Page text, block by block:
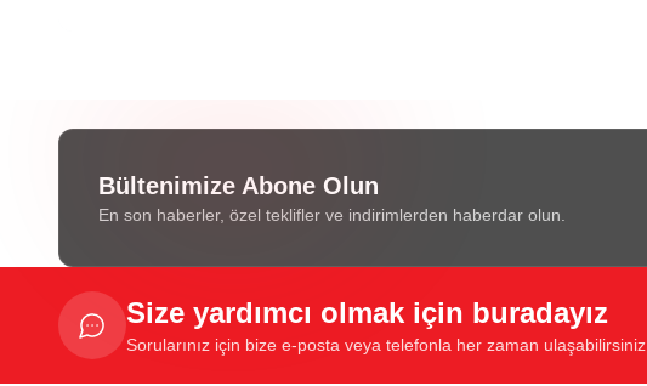
Bültenimize Abone Olun
En son haberler, özel teklifler ve indirimlerden haberdar olun.
Size yardımcı olmak için buradayız
Sorularınız için bize e-posta veya telefonla her zaman ulaşabilirsiniz.